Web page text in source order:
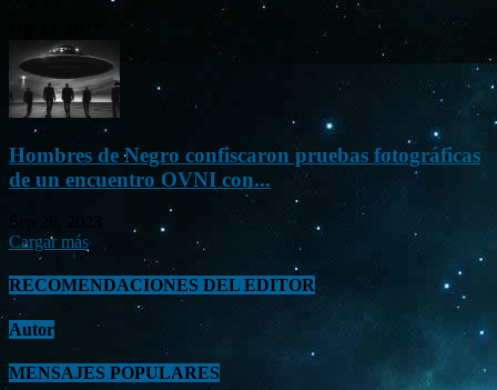
Hombres de Negro confiscaron pruebas fotográficas
de un encuentro OVNI con...
Sep 26, 2023
Cargar más
RECOMENDACIONES DEL EDITOR
Autor
MENSAJES POPULARES